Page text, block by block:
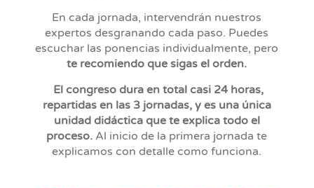
En cada jornada, intervendrán nuestros
expertos desgranando cada paso. Puedes
escuchar las ponencias individualmente, pero
te recomiendo que sigas el orden.
El congreso dura en total casi 24 horas,
repartidas en las 3 jornadas, y es una única
unidad didáctica que te explica todo el
proceso. Al inicio de la primera jornada te
explicamos con detalle como funciona.